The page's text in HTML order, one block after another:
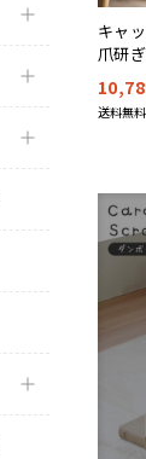
キャ
爪研
送料無